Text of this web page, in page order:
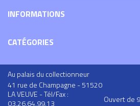
INFORMATIONS
CATÉGORIES
Au palais du collectionneur
41 rue de Champagne - 51520
LA VEUVE - Tél/Fax :
03.26.64.99.13
Ouvert de